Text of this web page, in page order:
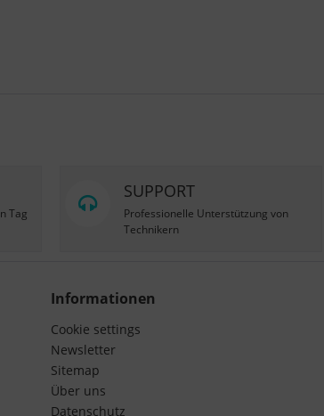
Tag
SUPPORT
Professionelle Unterstützung von
Technikern
Informationen
Cookie settings
Newsletter
Sitemap
Über uns
Datenschutz